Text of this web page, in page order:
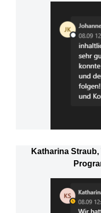
Katharina